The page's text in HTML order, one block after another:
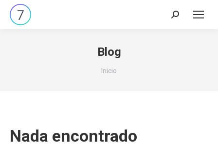
Buscar:
Blog
Estás aquí:
Inicio
Nada encontrado